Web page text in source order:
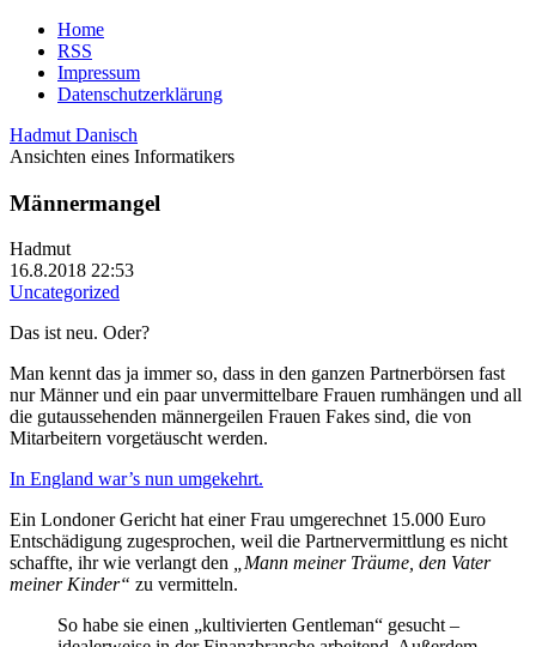
Home
RSS
Impressum
Datenschutzerklärung
Hadmut Danisch
Ansichten eines Informatikers
Männermangel
Hadmut
16.8.2018 22:53
Uncategorized
Das ist neu. Oder?
Man kennt das ja immer so, dass in den ganzen Partnerbörsen fast
nur Männer und ein paar unvermittelbare Frauen rumhängen und all
die gutaussehenden männergeilen Frauen Fakes sind, die von
Mitarbeitern vorgetäuscht werden.
In England war’s nun umgekehrt.
Ein Londoner Gericht hat einer Frau umgerechnet 15.000 Euro
Entschädigung zugesprochen, weil die Partnervermittlung es nicht
schaffte, ihr wie verlangt den „Mann meiner Träume, den Vater
meiner Kinder“ zu vermitteln.
So habe sie einen „kultivierten Gentleman“ gesucht –